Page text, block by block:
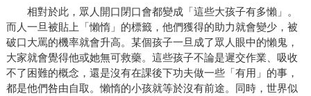
相對於此，眾人開口閉口會都變成「這些大孩子有多懶」。
而人一旦被貼上「懶惰」的標籤，他們獲得的助力就會變少，被
破口大罵的機率就會升高。某個孩子一旦成了眾人眼中的懶鬼，
大家就會覺得他或她無可救藥。這些孩子不論是遲交作業、吸收
不了困難的概念，還是沒有在課後下功夫做一些「有用」的事，
都是他們咎由自取。懶惰的小孩就等於沒有前途。同時，世界似